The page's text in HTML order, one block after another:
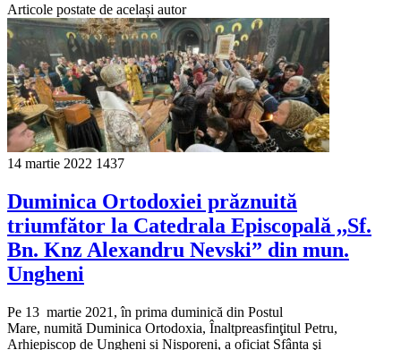
Articole postate de același autor
14 martie 2022 1437
Duminica Ortodoxiei prăznuită
triumfător la Catedrala Episcopală ,,Sf.
Bn. Knz Alexandru Nevski” din mun.
Ungheni
Pe 13 martie 2021, în prima duminică din Postul
Mare, numită Duminica Ortodoxia, Înaltpreasfinţitul Petru,
Arhiepiscop de Ungheni și Nisporeni, a oficiat Sfânta şi